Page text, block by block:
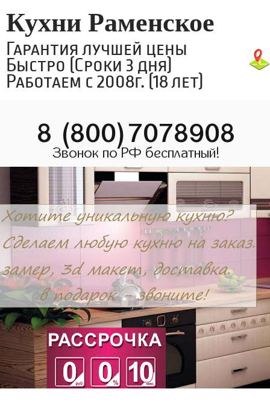
Кухни Раменское
Гарантия лучшей цены
Быстро (Сроки 3 дня)
Работаем с 2008г. (18 лет)
8 (800)7078908
Звонок по РФ бесплатный!